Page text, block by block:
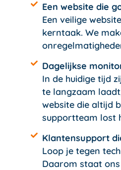
Een website die
Een veilige
kerntaak. We
Dagelijkse
In de huidige tijd
te langzaam
website die altijd
supportteam lost
Klantensupport
Loop je tegen
Daarom staat